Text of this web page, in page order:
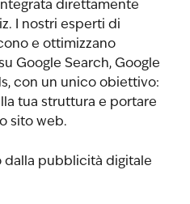
direttamente
I nostri esperti di
e ottimizzano
Google Search, Google
con un unico obiettivo:
tua struttura e portare
sito web.
dalla pubblicità digitale